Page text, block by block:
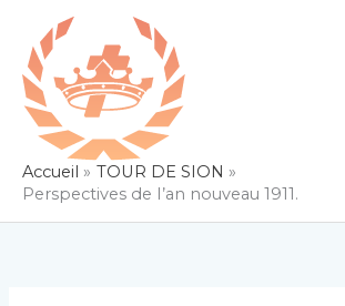
contenu
Accueil
TOUR DE SION
Perspectives de I’an nouveau 1911.